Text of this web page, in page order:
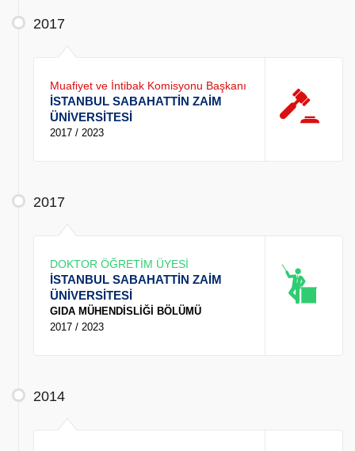
2017
Muafiyet ve İntibak Komisyonu Başkanı
İSTANBUL SABAHATTİN ZAİM
ÜNİVERSİTESİ
2017 / 2023
2017
DOKTOR ÖĞRETİM ÜYESİ
İSTANBUL SABAHATTİN ZAİM
ÜNİVERSİTESİ
GIDA MÜHENDİSLİĞİ BÖLÜMÜ
2017 / 2023
2014